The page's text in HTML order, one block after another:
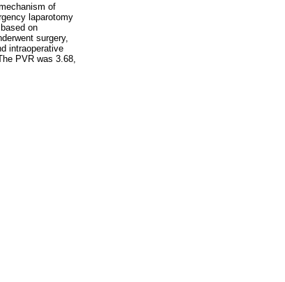
of
laparotomy
on
surgery,
intraoperative
PVR was 3.68,